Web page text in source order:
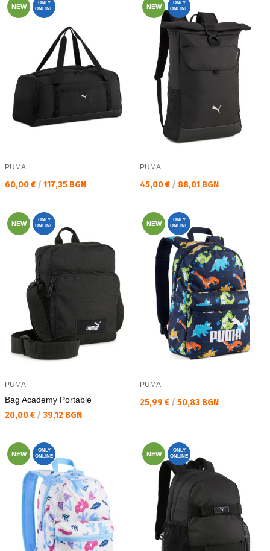
NEW
ONLY
ONLINE
PUMA
Текуща цена:
60,00 € / 117,35 BGN
NEW
ONLY
ONLINE
PUMA
Текуща цена:
45,00 € / 88,01 BGN
NEW
ONLY
ONLINE
PUMA
Bag Academy Portable
Текуща цена:
20,00 € / 39,12 BGN
NEW
ONLY
ONLINE
PUMA
Текуща цена:
25,99 € / 50,83 BGN
NEW
ONLY
ONLINE
NEW
ONLY
ONLINE